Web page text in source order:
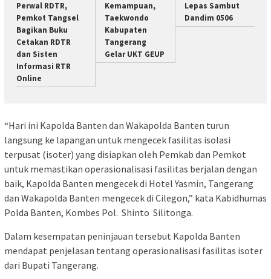
Perwal RDTR,
Pemkot Tangsel
Bagikan Buku
Cetakan RDTR
dan Sisten
Informasi RTR
Online
Kemampuan,
Taekwondo
Kabupaten
Tangerang
Gelar UKT GEUP
Lepas Sambut
Dandim 0506
“Hari ini Kapolda Banten dan Wakapolda Banten turun
langsung ke lapangan untuk mengecek fasilitas isolasi
terpusat (isoter) yang disiapkan oleh Pemkab dan Pemkot
untuk memastikan operasionalisasi fasilitas berjalan dengan
baik, Kapolda Banten mengecek di Hotel Yasmin, Tangerang
dan Wakapolda Banten mengecek di Cilegon,” kata Kabidhumas
Polda Banten, Kombes Pol. Shinto Silitonga.
Dalam kesempatan peninjauan tersebut Kapolda Banten
mendapat penjelasan tentang operasionalisasi fasilitas isoter
dari Bupati Tangerang.